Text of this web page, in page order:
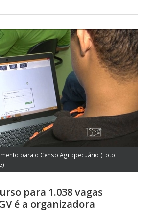
para o Censo Agropecuário (Foto:
para 1.038 vagas
é a organizadora